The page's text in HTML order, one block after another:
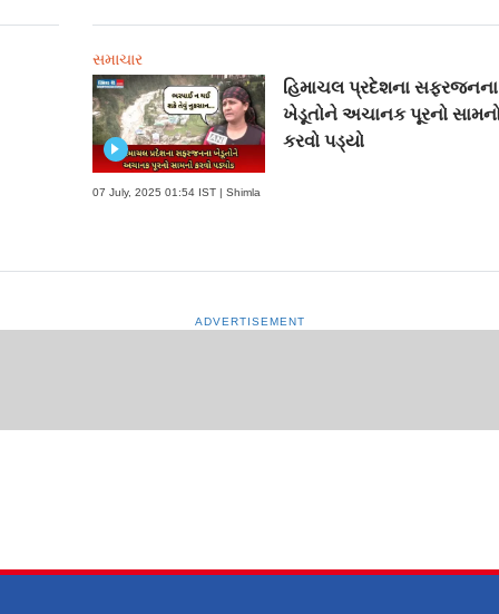
સમાચાર
હિમાચલ પ્રદેશના સફરજનના
ખેડૂતોને અચાનક પૂરનો
કરવો પડ્યો
07 July, 2025 01:54 IST | Shimla
ADVERTISEMENT